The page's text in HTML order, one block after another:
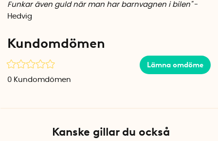
Mått, Small: 30 x 32 x 32 cm (H x B X L)
Mått, Large: 21 x 32 x 61 cm (H x B X L)
Antal per förpackning: 1 st
Funkar även guld när man har barnvagnen i bilen"-
Hedvig
Kundomdömen
Lämna omdöme
0 Kundomdömen
Kanske gillar du också